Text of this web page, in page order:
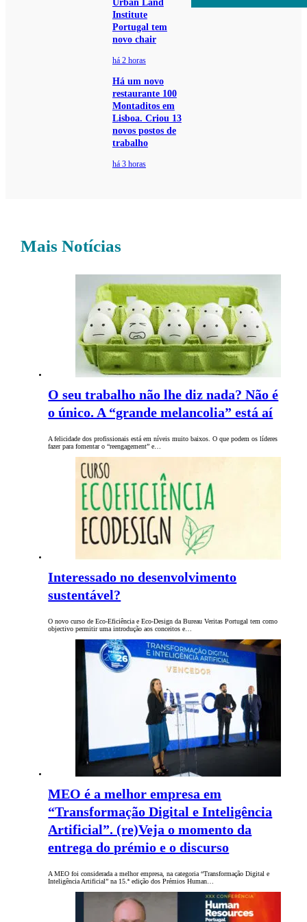
Urban Land
Institute
Portugal tem
novo chair
há 2 horas
Há um novo
restaurante 100
Montaditos em
Lisboa. Criou 13
novos postos de
trabalho
há 3 horas
Mais Notícias
O seu trabalho não lhe diz nada? Não é
o único. A “grande melancolia” está aí
A felicidade dos profissionais está em níveis muito baixos. O que podem os líderes
fazer para fomentar o “reengagement” e…
Interessado no desenvolvimento
sustentável?
O novo curso de Eco-Eficiência e Eco-Design da Bureau Veritas Portugal tem como
objectivo permitir uma introdução aos conceitos e…
MEO é a melhor empresa em
“Transformação Digital e Inteligência
Artificial”. (re)Veja o momento da
entrega do prémio e o discurso
A MEO foi considerada a melhor empresa, na categoria “Transformação Digital e
Inteligência Artificial” na 15.ª edição dos Prémios Human…